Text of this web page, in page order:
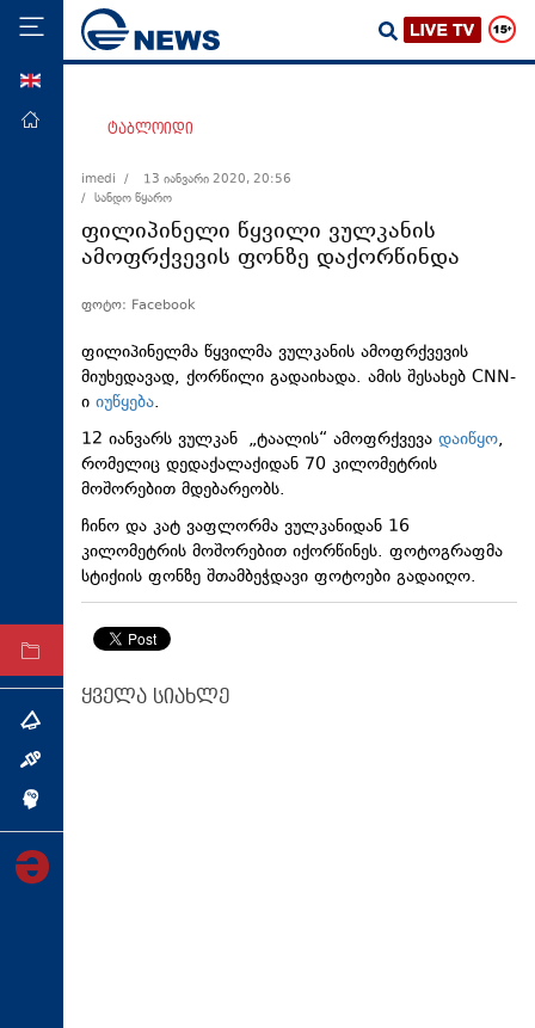
მთავარი
ეკონომიკა
მსოფლიო
სამართალი
თავდაცვა
რეგიონი
კულტურა
სპორტი
ტექნოლოგიები
ტაბლოიდი
imedi /
13 იანვარი 2020, 20:56
/ სანდო წყარო
ფილიპინელი წყვილი ვულკანის
ამოფრქვევის ფონზე დაქორწინდა
ფოტო: Facebook
ფილიპინელმა წყვილმა ვულკანის ამოფრქვევის
მიუხედავად, ქორწილი გადაიხადა. ამის შესახებ CNN-
ი იუწყება.
12 იანვარს ვულკან „ტაალის“ ამოფრქვევა დაიწყო,
რომელიც დედაქალაქიდან 70 კილომეტრის
მოშორებით მდებარეობს.
ჩინო და კატ ვაფლორმა ვულკანიდან 16
კილომეტრის მოშორებით იქორწინეს. ფოტოგრაფმა
სტიქიის ფონზე შთამბეჭდავი ფოტოები გადაიღო.
ყველა სიახლე